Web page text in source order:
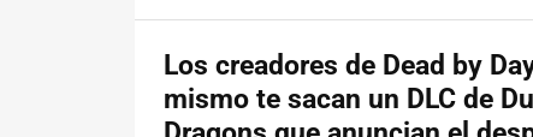
Los creadores de Dead by
mismo te sacan un DLC de